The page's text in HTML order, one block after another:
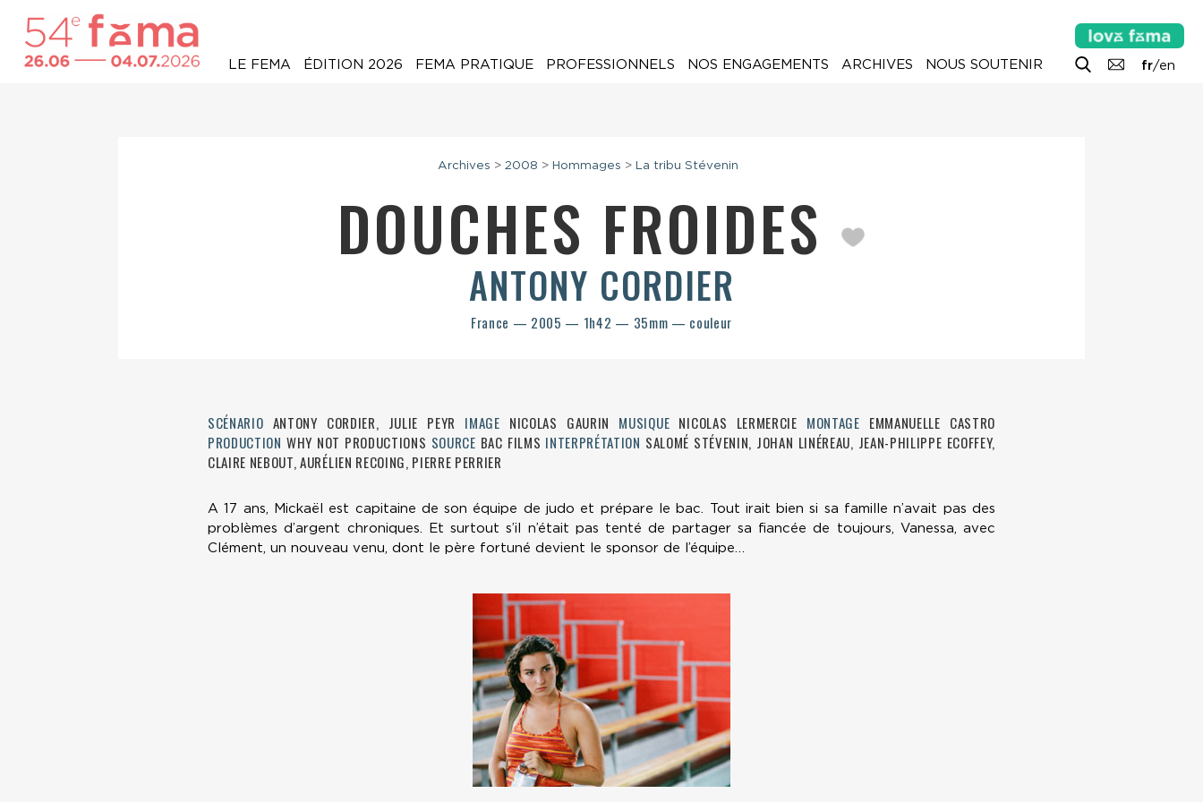
fr/en
LE FEMA ÉDITION 2026 FEMA PRATIQUE PROFESSIONNELS NOS ENGAGEMENTS ARCHIVES NOUS SOUTENIR
Archives > 2008 > Hommages > La tribu Stévenin
DOUCHES FROIDES
ANTONY CORDIER
France — 2005 — 1h42 — 35mm — couleur
SCÉNARIO ANTONY CORDIER, JULIE PEYR IMAGE NICOLAS GAURIN MUSIQUE NICOLAS LERMERCIE MONTAGE EMMANUELLE CASTRO
PRODUCTION WHY NOT PRODUCTIONS SOURCE BAC FILMS INTERPRÉTATION SALOMÉ STÉVENIN, JOHAN LINÉREAU, JEAN-PHILIPPE ECOFFEY,
CLAIRE NEBOUT, AURÉLIEN RECOING, PIERRE PERRIER
A 17 ans, Mickaël est capitaine de son équipe de judo et prépare le bac. Tout irait bien si sa famille n’avait pas des
problèmes d’argent chroniques. Et surtout s’il n’était pas tenté de partager sa fiancée de toujours, Vanessa, avec
Clément, un nouveau venu, dont le père fortuné devient le sponsor de l’équipe…